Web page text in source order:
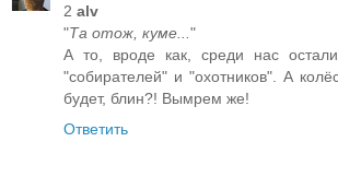
2 alv
"Та отож, куме... "
А то, вроде как, среди нас
"собирателей" и "охотников". А
будет, блин?! Вымрем же!
Ответить